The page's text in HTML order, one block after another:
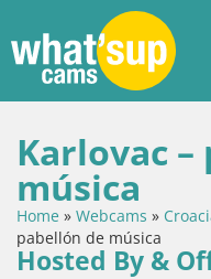
Karlovac
música
Home » Webcams »
pabellón de música
Hosted By &